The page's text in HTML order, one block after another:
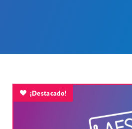
¡Destacado!